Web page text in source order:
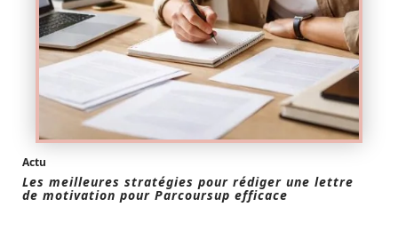
Actu
Les meilleures stratégies pour rédiger une lettre
de motivation pour Parcoursup efficace